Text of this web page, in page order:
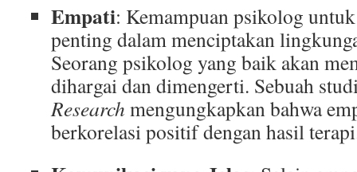
Empati: Kemampuan psikolog
penting dalam menciptakan
Seorang psikolog yang baik akan
dihargai dan dimengerti. Sebuah
Research mengungkapkan bahwa
berkorelasi positif dengan hasil